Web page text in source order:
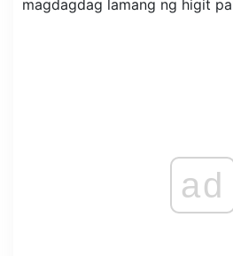
magdagdag lamang ng higit
ad